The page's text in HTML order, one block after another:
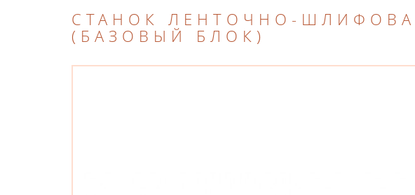
СТАНОК ЛЕНТОЧНО-
(БАЗОВЫЙ БЛОК)